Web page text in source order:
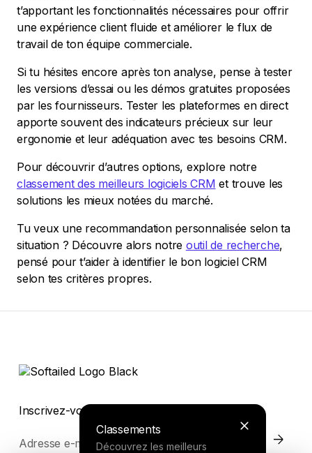
t’apportant les fonctionnalités nécessaires pour offrir
une expérience client fluide et améliorer le flux de
travail de ton équipe commerciale.
Si tu hésites encore après ton analyse, pense à tester
les versions d’essai ou les démos gratuites proposées
par les fournisseurs. Tester les plateformes en direct
apporte souvent des indicateurs précieux sur leur
ergonomie et leur adéquation avec tes besoins CRM.
Pour découvrir d’autres options, explore notre
classement des meilleurs logiciels CRM et trouve les
solutions les mieux notées du marché.
Tu veux une recommandation personnalisée selon ta
situation ? Découvre alors notre outil de recherche,
pensé pour t’aider à identifier le bon logiciel CRM
selon tes critères propres.
Classements
Découvrez les meilleurs
Inscrivez-vous pour rester informés
Adresse e-mail